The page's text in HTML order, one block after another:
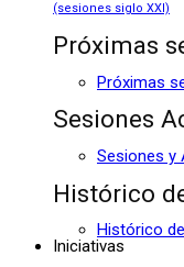
(sesiones siglo XXI)
Próximas
Próximas
Sesiones
Sesiones y
Histórico
Histórico
Iniciativas